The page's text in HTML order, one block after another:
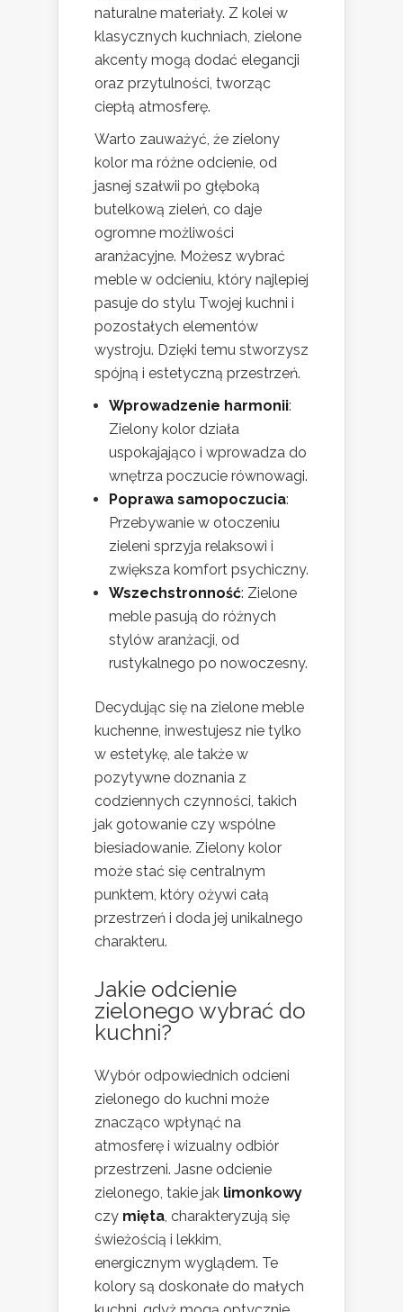
naturalne materiały. Z kolei w
klasycznych kuchniach, zielone
akcenty mogą dodać elegancji
oraz przytulności, tworząc
ciepłą atmosferę.
Warto zauważyć, że zielony
kolor ma różne odcienie, od
jasnej szałwii po głęboką
butelkową zieleń, co daje
ogromne możliwości
aranżacyjne. Możesz wybrać
meble w odcieniu, który najlepiej
pasuje do stylu Twojej kuchni i
pozostałych elementów
wystroju. Dzięki temu stworzysz
spójną i estetyczną przestrzeń.
Wprowadzenie harmonii:
Zielony kolor działa
uspokajająco i wprowadza do
wnętrza poczucie równowagi.
Poprawa samopoczucia:
Przebywanie w otoczeniu
zieleni sprzyja relaksowi i
zwiększa komfort psychiczny.
Wszechstronność: Zielone
meble pasują do różnych
stylów aranżacji, od
rustykalnego po nowoczesny.
Decydując się na zielone meble
kuchenne, inwestujesz nie tylko
w estetykę, ale także w
pozytywne doznania z
codziennych czynności, takich
jak gotowanie czy wspólne
biesiadowanie. Zielony kolor
może stać się centralnym
punktem, który ożywi całą
przestrzeń i doda jej unikalnego
charakteru.
Jakie odcienie
zielonego wybrać do
kuchni?
Wybór odpowiednich odcieni
zielonego do kuchni może
znacząco wpłynąć na
atmosferę i wizualny odbiór
przestrzeni. Jasne odcienie
zielonego, takie jak limonkowy
czy mięta, charakteryzują się
świeżością i lekkim,
energicznym wyglądem. Te
kolory są doskonałe do małych